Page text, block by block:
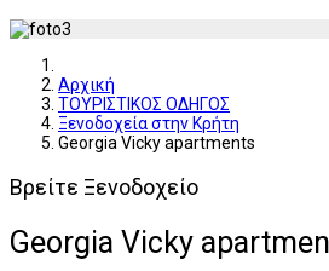
Αρχική
ΤΟΥΡΙΣΤΙΚΟΣ ΟΔΗΓΟΣ
Ξενοδοχεία στην Κρήτη
Georgia Vicky apartments
Βρείτε Ξενοδοχείο
Georgia Vicky